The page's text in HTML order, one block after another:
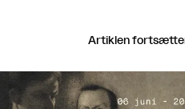
Artiklen